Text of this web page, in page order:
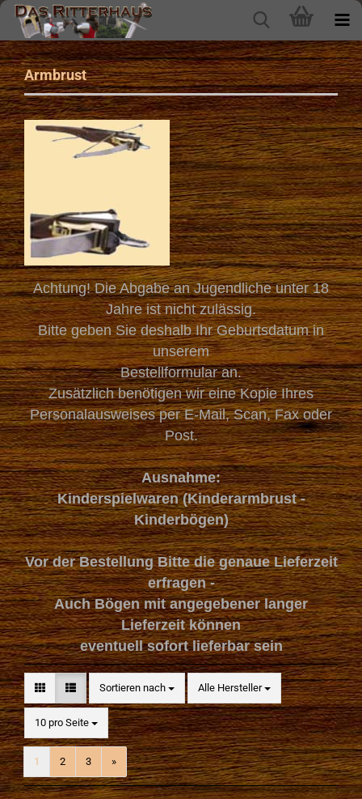
Armbrust
Achtung! Die Abgabe an Jugendliche unter 18
Jahre ist nicht zulässig.
Bitte geben Sie deshalb Ihr Geburtsdatum in
unserem
Bestellformular an.
Zusätzlich benötigen wir eine Kopie Ihres
Personalausweises per E-Mail, Scan, Fax oder
Post.
Ausnahme:
Kinderspielwaren (Kinderarmbrust -
Kinderbögen)
Vor der Bestellung Bitte die genaue Lieferzeit
erfragen -
Auch Bögen mit angegebener langer
Lieferzeit können
eventuell sofort lieferbar sein
Sortieren nach
Sortieren nach Alle Hersteller
10 pro Seite
pro Seite
1 2 3 »